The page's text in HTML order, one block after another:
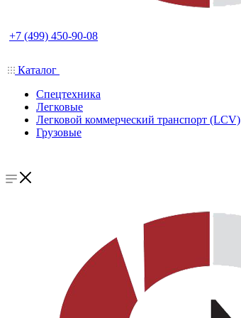
+7 (499) 450-90-08
Каталог
Спецтехника
Легковые
Легковой коммерческий транспорт (LCV)
Грузовые